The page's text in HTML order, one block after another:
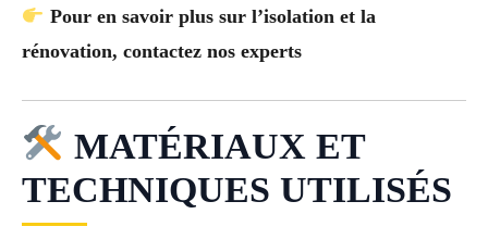
Pour en savoir plus sur l’isolation et la
rénovation, contactez nos experts
MATÉRIAUX ET
TECHNIQUES UTILISÉS